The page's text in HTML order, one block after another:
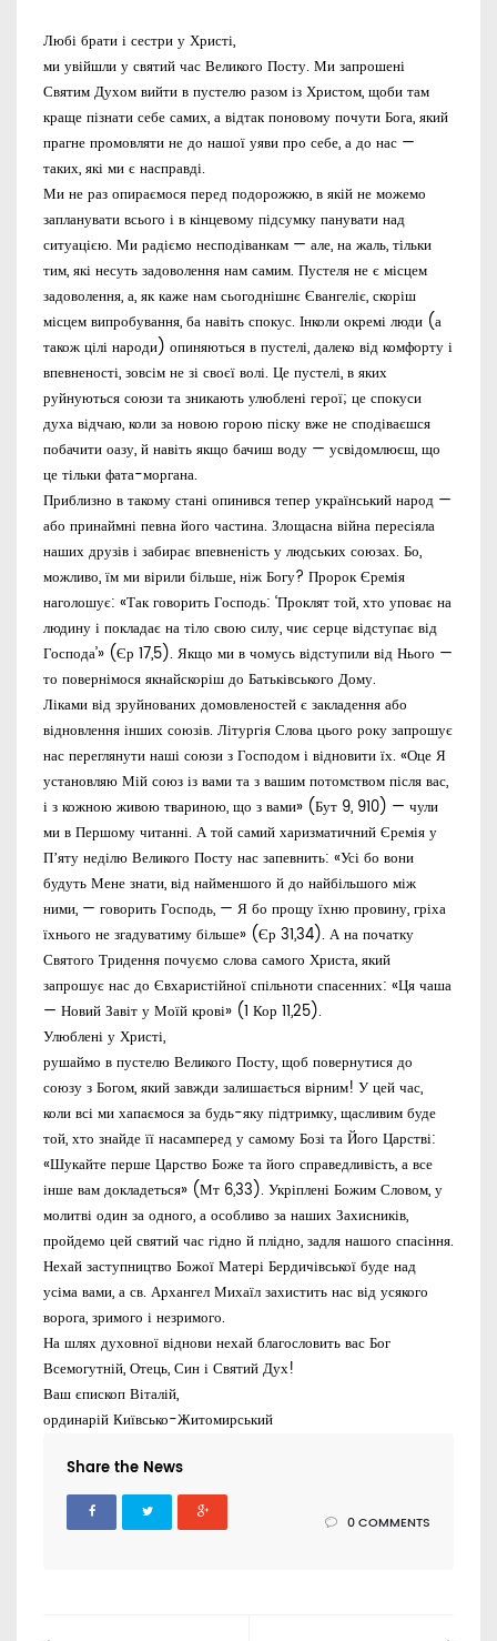
Любі брати і сестри у Христі,
ми увійшли у святий час Великого Посту. Ми запрошені
Святим Духом вийти в пустелю разом із Христом, щоби там
краще пізнати себе самих, а відтак поновому почути Бога, який
прагне промовляти не до нашої уяви про себе, а до нас —
таких, які ми є насправді.
Ми не раз опираємося перед подорожжю, в якій не можемо
запланувати всього і в кінцевому підсумку панувати над
ситуацією. Ми радіємо несподіванкам — але, на жаль, тільки
тим, які несуть задоволення нам самим. Пустеля не є місцем
задоволення, а, як каже нам сьогоднішнє Євангеліє, скоріш
місцем випробування, ба навіть спокус. Інколи окремі люди (а
також цілі народи) опиняються в пустелі, далеко від комфорту і
впевненості, зовсім не зі своєї волі. Це пустелі, в яких
руйнуються союзи та зникають улюблені герої; це спокуси
духа відчаю, коли за новою горою піску вже не сподіваєшся
побачити оазу, й навіть якщо бачиш воду — усвідомлюєш, що
це тільки фата-моргана.
Приблизно в такому стані опинився тепер український народ —
або принаймні певна його частина. Злощасна війна пересіяла
наших друзів і забирає впевненість у людських союзах. Бо,
можливо, їм ми вірили більше, ніж Богу? Пророк Єремія
наголошує: «Так говорить Господь: ‘Проклят той, хто уповає на
людину і покладає на тіло свою силу, чиє серце відступає від
Господа’» (Єр 17,5). Якщо ми в чомусь відступили від Нього —
то повернімося якнайскоріш до Батьківського Дому.
Ліками від зруйнованих домовленостей є закладення або
відновлення інших союзів. Літургія Слова цього року запрошує
нас переглянути наші союзи з Господом і відновити їх. «Оце Я
установляю Мій союз із вами та з вашим потомством після вас,
і з кожною живою твариною, що з вами» (Бут 9, 910) — чули
ми в Першому читанні. А той самий харизматичний Єремія у
Пʼяту неділю Великого Посту нас запевнить: «Усі бо вони
будуть Мене знати, від найменшого й до найбільшого між
ними, — говорить Господь, — Я бо прощу їхню провину, гріха
їхнього не згадуватиму більше» (Єр 31,34). А на початку
Святого Тридення почуємо слова самого Христа, який
запрошує нас до Євхаристійної спільноти спасенних: «Ця чаша
— Новий Завіт у Моїй крові» (1 Кор 11,25).
Улюблені у Христі,
рушаймо в пустелю Великого Посту, щоб повернутися до
союзу з Богом, який завжди залишається вірним! У цей час,
коли всі ми хапаємося за будь-яку підтримку, щасливим буде
той, хто знайде її насамперед у самому Бозі та Його Царстві:
«Шукайте перше Царство Боже та його справедливість, а все
інше вам докладеться» (Мт 6,33). Укріплені Божим Словом, у
молитві один за одного, а особливо за наших Захисників,
пройдемо цей святий час гідно й плідно, задля нашого спасіння.
Нехай заступництво Божої Матері Бердичівської буде над
усіма вами, а св. Архангел Михаїл захистить нас від усякого
ворога, зримого і незримого.
На шлях духовної віднови нехай благословить вас Бог
Всемогутній, Отець, Син і Святий Дух!
Ваш єпископ Віталій,
ординарій Київсько-Житомирський
Share the News
0 COMMENTS